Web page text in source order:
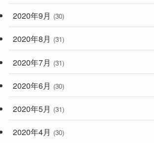
2020年9月 (30)
2020年8月 (31)
2020年7月 (31)
2020年6月 (30)
2020年5月 (31)
2020年4月 (30)